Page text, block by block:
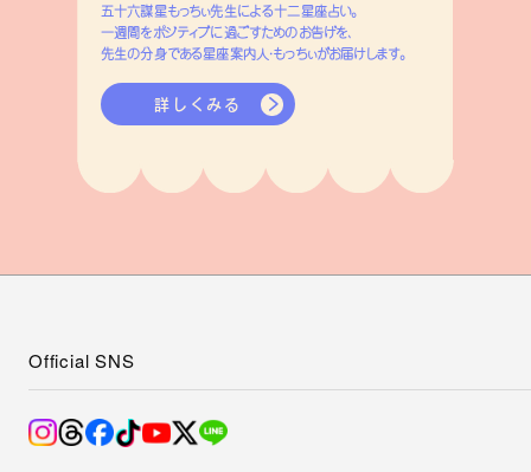
五十六謀星もっちぃ先生による十二星座占い。
一週間をポジティブに過ごすためのお告げを、
先生の分身である星座案内人・もっちぃがお届けします。
詳しくみる
Official SNS